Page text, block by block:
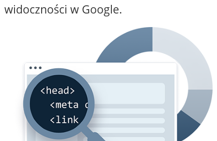
widoczności w Google.